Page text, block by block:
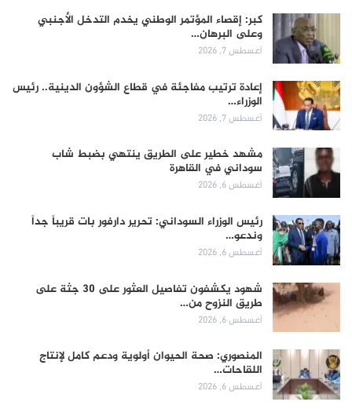
كبر: إقصاء المؤتمر الوطني يخدم التدخل الأجنبي
وعلى البرهان…
أغسطس 7, 2026
إعادة ترتيب مفاجئة في قطاع الشؤون الدينية.. رئيس
الوزراء…
أغسطس 7, 2026
مشهد خطير على الطريق ينتهي بضبط شاب
سوداني في القاهرة
أغسطس 6, 2026
رئيس الوزراء السوداني: تحرير دارفور بات قريباً جداً
وندعو…
أغسطس 6, 2026
شهود يكشفون تفاصيل العثور على 30 جثة على
طريق النزوح من…
أغسطس 6, 2026
المنصوري: صحة الحيوان أولوية ودعم كامل لإنتاج
اللقاحات…
أغسطس 6, 2026